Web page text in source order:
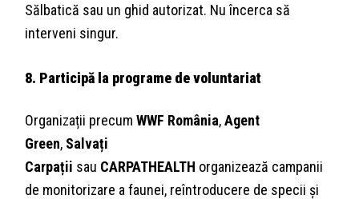
Sălbatică sau un ghid autorizat. Nu încerca să
interveni singur.
8. Participă la programe de voluntariat
Organizații precumWWF România,Agent
Green, Salvați
Carpații sau CARPATHEALTH organizează campanii
de monitorizare a faunei, reîntroducere de specii și